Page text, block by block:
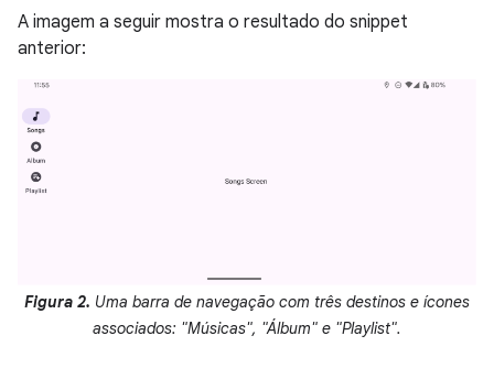
A imagem a seguir mostra o resultado do snippet
anterior:
Figura 2. Uma barra de navegação com três destinos e ícones
associados: "Músicas", "Álbum" e "Playlist".